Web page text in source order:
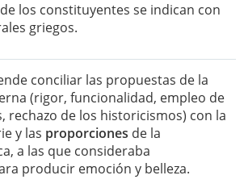
de los constituyentes se indican con
griegos.
conciliar las propuestas de la
(rigor, funcionalidad, empleo de
rechazo de los historicismos) con la
y las proporciones de la
a las que consideraba
producir emoción y belleza.